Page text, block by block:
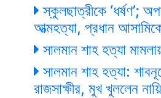
স্কুলছাত্রীকে ‘ধর্ষণ’;
আত্মহত্যা, প্রধান
সালমান শাহ হত্যা
সালমান শাহ হত্যা:
রাজসাক্ষীর, মুখ খুললেন